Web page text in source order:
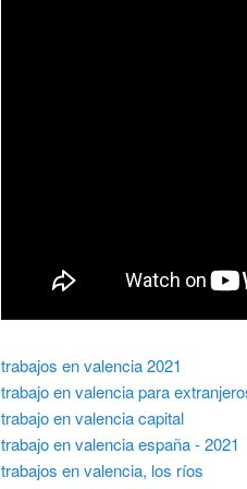
trabajos en valencia 2021
trabajo en valencia para
trabajo en valencia capital
trabajo en valencia españa - 2021
trabajos en valencia, los ríos